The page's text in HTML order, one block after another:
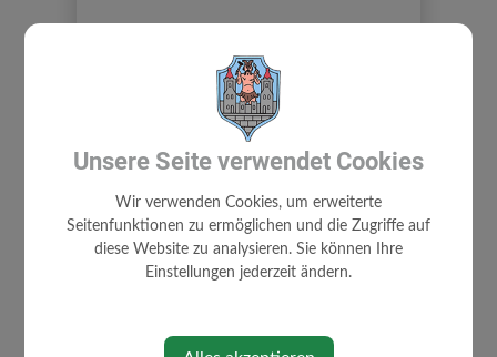
TOURISMUS & FREIZEIT
AUSFLUGSZIELE
Unsere Seite verwendet Cookies
Wir verwenden Cookies, um erweiterte
Seitenfunktionen zu ermöglichen und die Zugriffe auf
diese Website zu analysieren. Sie können Ihre
Einstellungen jederzeit ändern.